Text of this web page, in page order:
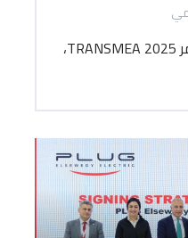
في أول أيام معرض ومؤتمر TRANSMEA 2025،